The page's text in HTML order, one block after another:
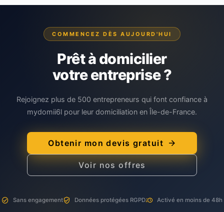
COMMENCEZ DÈS AUJOURD'HUI
Prêt à domicilier
votre entreprise ?
Rejoignez plus de 500 entrepreneurs qui font confiance à
mydomii6l pour leur domiciliation en Île-de-France.
Obtenir mon devis gratuit
Voir nos offres
Sans engagement Données protégées RGPD Activé en moins de 48h